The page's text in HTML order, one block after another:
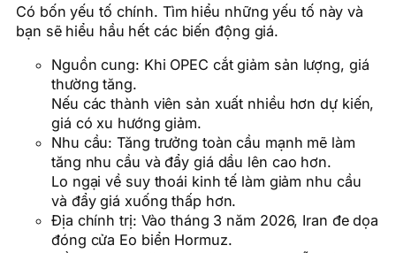
Có bốn yếu tố chính. Tìm hiểu những yếu tố này và
bạn sẽ hiểu hầu hết các biến động giá.
Nguồn cung: Khi OPEC cắt giảm sản lượng, giá
thường tăng.
Nếu các thành viên sản xuất nhiều hơn dự kiến,
giá có xu hướng giảm.
Nhu cầu: Tăng trưởng toàn cầu mạnh mẽ làm
tăng nhu cầu và đẩy giá dầu lên cao hơn.
Lo ngại về suy thoái kinh tế làm giảm nhu cầu
và đẩy giá xuống thấp hơn.
Địa chính trị: Vào tháng 3 năm 2026, Iran đe dọa
đóng cửa Eo biển Hormuz.